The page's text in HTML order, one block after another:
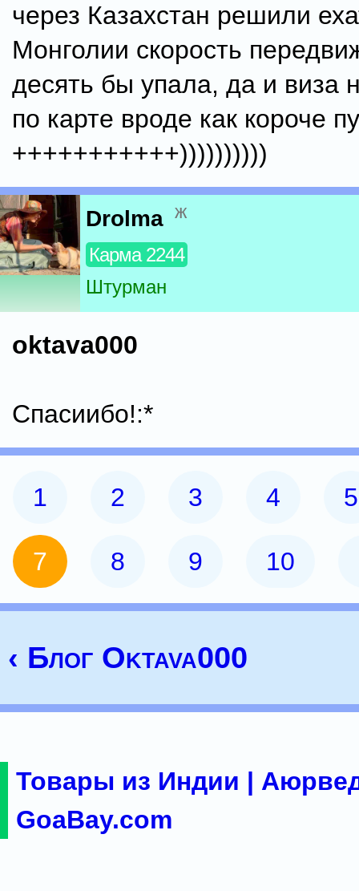
через Казахстан решили
Монголии скорость
десять бы упала, да и виза
по карте вроде как короче
+++++++++++))))))))))
Drolma ж
Карма 2244
Штурман
oktava000
Спасиибо!:*
1 2 3 4 5
7 8 9 10
‹ Блог Oktava000
Товары из Индии |
GoaBay.com